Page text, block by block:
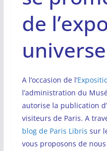
de
A l’occasion de l’
l’administration du
autorise la publication
visiteurs de Paris. A
blog de Paris Libris sur
vous proposons de